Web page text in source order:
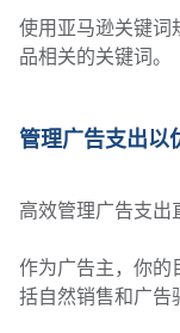
使用亚马逊关键词
品相关的关键词。
管理广告支出以
高效管理广告支出
作为广告主，你的
括自然销售和广告